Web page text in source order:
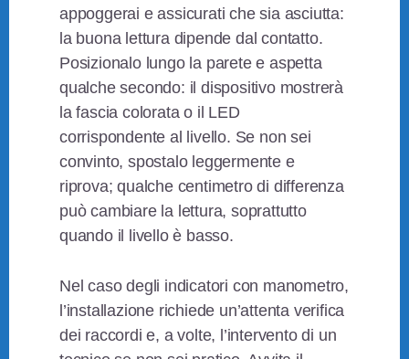
appoggerai e assicurati che sia asciutta:
la buona lettura dipende dal contatto.
Posizionalo lungo la parete e aspetta
qualche secondo: il dispositivo mostrerà
la fascia colorata o il LED
corrispondente al livello. Se non sei
convinto, spostalo leggermente e
riprova; qualche centimetro di differenza
può cambiare la lettura, soprattutto
quando il livello è basso.
Nel caso degli indicatori con manometro,
l’installazione richiede un’attenta verifica
dei raccordi e, a volte, l’intervento di un